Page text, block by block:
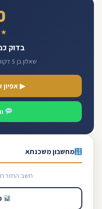
בדוק
שאלון בן 5 דקות + ניתוח מקצועי בחינם
▶
מחשבון משכנתא
חשב החזר